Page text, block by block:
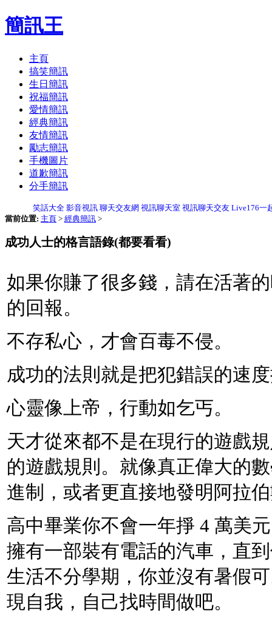
簡訊王
主頁
搞笑簡訊
生日簡訊
祝福簡訊
愛情簡訊
經典簡訊
友情簡訊
勵志簡訊
手機圖片
道歉簡訊
分手簡訊
笑話大全 影音視訊 聊天交友網 視訊聊天室 視訊聊天交友 Live176一
當前位置: 主頁 > 經典簡訊 >
成功人士的格言語錄(都要看看)
如果你賺了很多錢，請在活著
的回報。
不存私心，才會百毒不侵。
成功的法則就是把犯錯誤的速
心靈像上帝，行動如乞丐。
天才從來都不是在現行的遊戲
的遊戲規則。就像真正偉大的
進制，或者更直接地發明阿拉
高中畢業你不會一年掙 4 萬美
擁有一部裝有電話的汽車，直
生活不分學期，你並沒有暑假
現自我，自己找時間做吧。